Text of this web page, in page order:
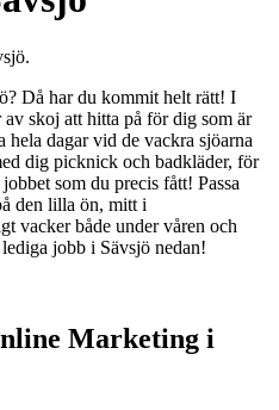
Då har du kommit helt rätt! I
skoj att hitta på för dig som är
hela dagar vid de vackra sjöarna
dig picknick och badkläder, för
som du precis fått! Passa
den lilla ön, mitt i
vacker både under våren och
jobb i Sävsjö nedan!
Marketing i